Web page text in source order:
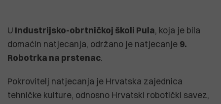
U Industrijsko-obrtničkoj školi Pula, koja je bila
domaćin natjecanja, održano je natjecanje 9.
Robotrka na prstenac.
Pokrovitelj natjecanja je Hrvatska zajednica
tehničke kulture, odnosno Hrvatski robotički savez,